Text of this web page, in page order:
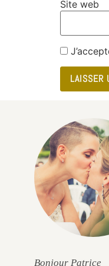
Site web
Bonjour Patrice